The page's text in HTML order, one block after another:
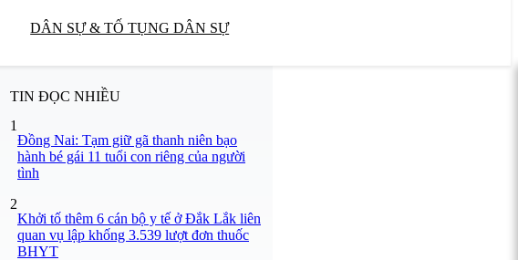
DÂN SỰ & TỐ TỤNG DÂN SỰ
TIN ĐỌC NHIỀU
1
Đồng Nai: Tạm giữ gã thanh niên bạo
hành bé gái 11 tuổi con riêng của người
tình
2
Khởi tố thêm 6 cán bộ y tế ở Đắk Lắk liên
quan vụ lập khống 3.539 lượt đơn thuốc
BHYT